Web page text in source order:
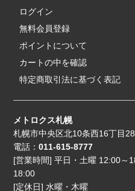
ログイン
無料会員登録
ポイントについて
カートの中を確認
特定商取引法に基づく表記
メトロクス札幌
札幌市中央区北10条西16丁目
電話：011-615-8777
[営業時間] 平日・土曜 12:00
18:00
[定休日] 水曜・木曜